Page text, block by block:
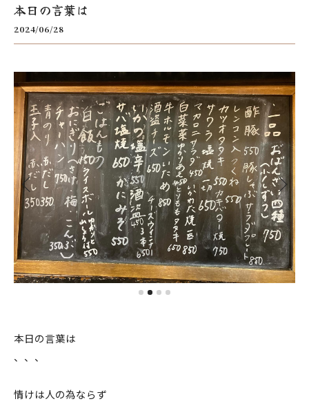
本日の言葉は
2024/06/28
本日の言葉は
、、、
情けは人の為ならず